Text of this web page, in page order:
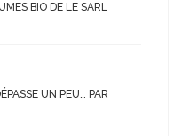
BIO DE LE SARL
UN PEU… PAR